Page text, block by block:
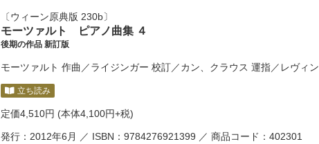
ウィーン原典版 230b
モーツァルト ピアノ曲集 ４
後期の作品 新訂版
モーツァルト 作曲／ライジンガー 校訂／カン クラウス 運指／ レヴィン
立ち読み
定価4,510円 (本体4,100円+税)
発行：2012年6月 ／ ISBN：9784276921399 ／ 商品コード：402301